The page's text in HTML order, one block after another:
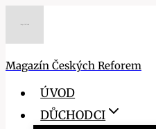
Magazín Českých Reforem
ÚVOD
DŮCHODCI